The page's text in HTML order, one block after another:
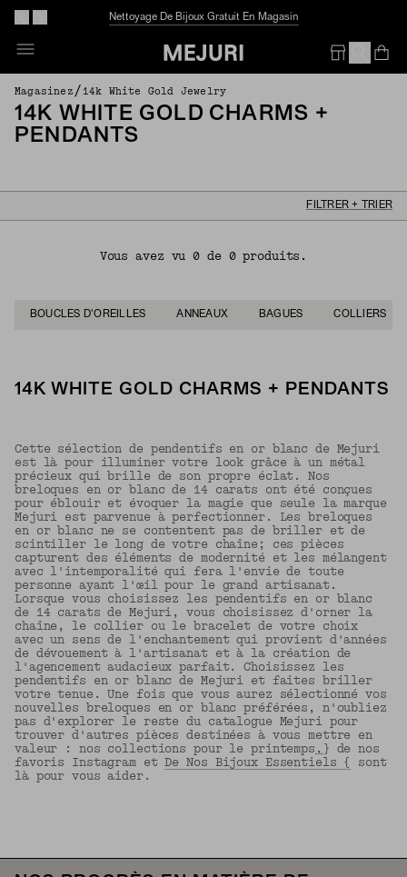
Nettoyage De Bijoux Gratuit En Magasin
Magasinez /14k White Gold Jewelry
14K WHITE GOLD CHARMS +
PENDANTS
FILTRER + TRIER
Vous avez vu 0 de 0 produits.
BOUCLES D'OREILLES ANNEAUX BAGUES COLLIERS
14K WHITE GOLD CHARMS + PENDANTS
Cette sélection de pendentifs en or blanc de Mejuri
est là pour illuminer votre look grâce à un métal
précieux qui brille de son propre éclat. Nos
breloques en or blanc de 14 carats ont été conçues
pour éblouir et évoquer la magie que seule la marque
Mejuri est parvenue à perfectionner. Les breloques
en or blanc ne se contentent pas de briller et de
scintiller le long de votre chaîne; ces pièces
capturent des éléments de modernité et les mélangent
avec l'intemporalité qui fera l'envie de toute
personne ayant l'œil pour le grand artisanat.
Lorsque vous choisissez les pendentifs en or blanc
de 14 carats de Mejuri, vous choisissez d'orner la
chaîne, le collier ou le bracelet de votre choix
avec un sens de l'enchantement qui provient d'années
de dévouement à l'artisanat et à la création de
l'agencement audacieux parfait. Choisissez les
pendentifs en or blanc de Mejuri et faites briller
votre tenue. Une fois que vous aurez sélectionné vos
nouvelles breloques en or blanc préférées, n'oubliez
pas d'explorer le reste du catalogue Mejuri pour
trouver d'autres pièces destinées à vous mettre en
valeur : nos collections pour le printemps , } de nos
favoris Instagram etDe Nos Bijoux Essentiels {
sont
là pour vous aider.